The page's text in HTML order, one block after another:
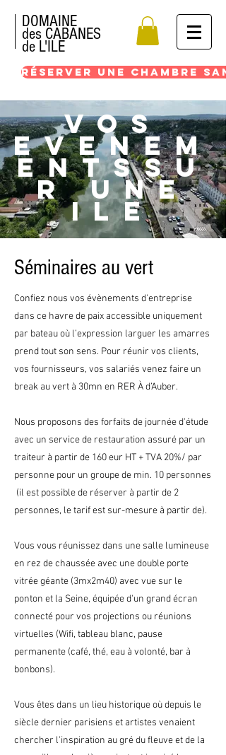
DOMAINE
des CABANES
de L'ILE
RÉSERVER UNE CHAMBRE
VoS
EVENEM
ENTSsu
r une
ile
Séminaires au vert
Confiez nous vos évènements d'entreprise
dans ce havre de paix accessible uniquement
par bateau où l’expression larguer les amarres
prend tout son sens. Pour réunir vos clients,
vos fournisseurs, vos salariés venez faire un
break au vert à 30mn en RER À d’Auber.
Nous proposons des forfaits de journée d'étude
avec un service de restauration assuré par un
traiteur à partir de 160 eur HT + TVA 20%/ par
personne pour un groupe de min. 10 personnes
(il est possible de réserver à partir de 2
personnes, le tarif est sur-mesure à partir de).
Vous vous réunissez dans une salle lumineuse
en rez de chaussée avec une double porte
vitrée géante (3mx2m40) avec vue sur le
ponton et la Seine, équipée d'un grand écran
connecté pour vos projections ou réunions
virtuelles (Wifi, tableau blanc, pause
permanente (café, thé, eau à volonté, bar à
bonbons).
Vous êtes dans un lieu historique où depuis le
siècle dernier parisiens et artistes venaient
chercher l'inspiration au gré du fleuve et de la